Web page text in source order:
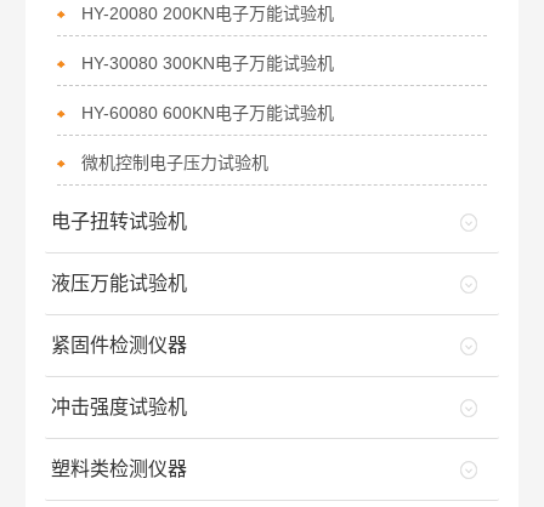
HY-20080 200KN电子万能试验机
HY-30080 300KN电子万能试验机
HY-60080 600KN电子万能试验机
微机控制电子压力试验机
电子扭转试验机
液压万能试验机
紧固件检测仪器
冲击强度试验机
塑料类检测仪器